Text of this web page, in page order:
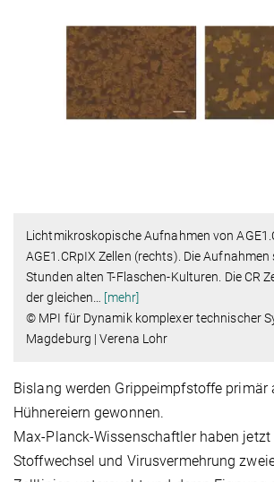
Lichtmikroskopische Aufnahmen von
AGE1.CRpIX Zellen (rechts). Die
Stunden alten T-Flaschen-Kulturen. Die CR
der gleichen
[mehr]
© MPI für Dynamik komplexer technischer
Magdeburg | Verena Lohr
Bislang werden Grippeimpfstoffe primär
Hühnereiern gewonnen.
Max-Planck-Wissenschaftler haben jetzt
Stoffwechsel und Virusvermehrung